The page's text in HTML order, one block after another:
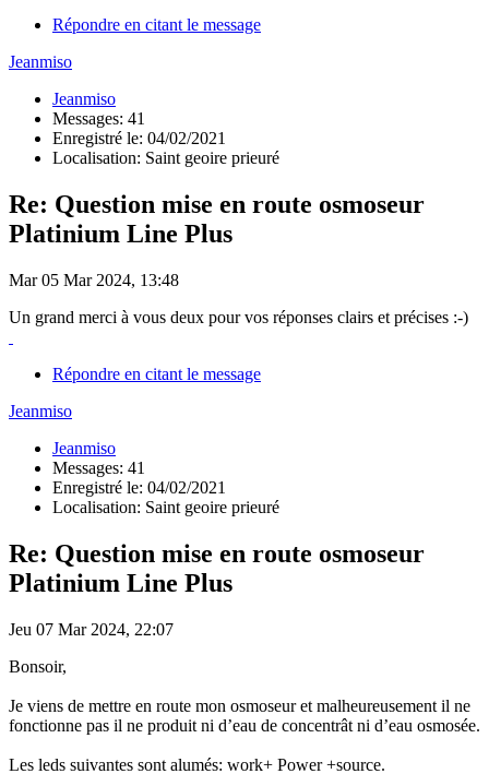
Répondre en citant le message
Jeanmiso
Jeanmiso
Messages: 41
Enregistré le: 04/02/2021
Localisation: Saint geoire prieuré
Re: Question mise en route osmoseur
Platinium Line Plus
Mar 05 Mar 2024, 13:48
Un grand merci à vous deux pour vos réponses clairs et précises :-)
Répondre en citant le message
Jeanmiso
Jeanmiso
Messages: 41
Enregistré le: 04/02/2021
Localisation: Saint geoire prieuré
Re: Question mise en route osmoseur
Platinium Line Plus
Jeu 07 Mar 2024, 22:07
Bonsoir,
Je viens de mettre en route mon osmoseur et malheureusement il ne
fonctionne pas il ne produit ni d’eau de concentrât ni d’eau osmosée.
Les leds suivantes sont alumés: work+ Power +source.